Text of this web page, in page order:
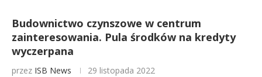
Budownictwo czynszowe w centrum
zainteresowania. Pula środków na kredyty
wyczerpana
przez ISB News 29 listopada 2022